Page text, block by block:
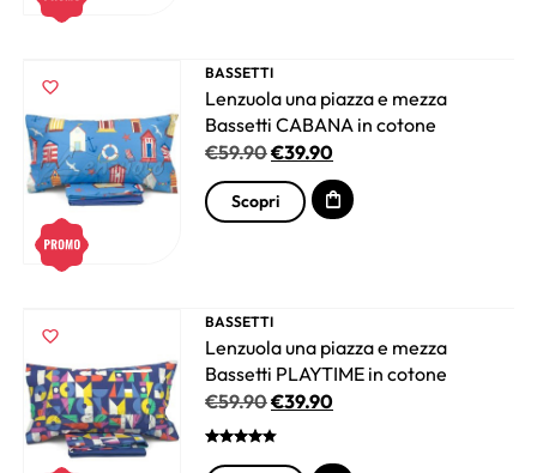
BASSETTI
Lenzuola una piazza e mezza
Bassetti CABANA in cotone
€59.90€39.90
Scopri
BASSETTI
Lenzuola una piazza e mezza
Bassetti PLAYTIME in cotone
€59.90€39.90